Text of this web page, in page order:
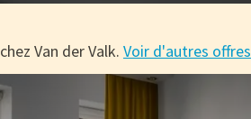
Van der Valk. Voir d'autres offres